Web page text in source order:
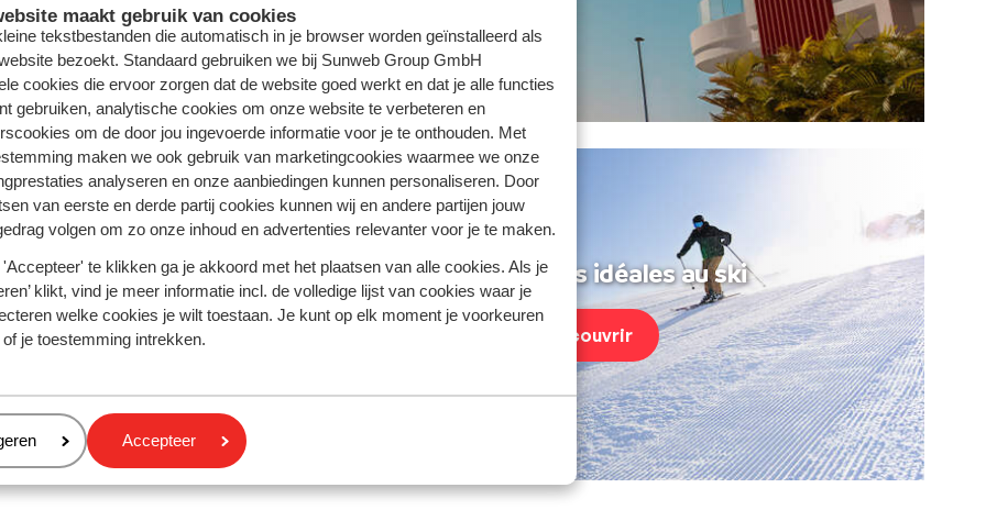
maakt gebruik van cookies
tekstbestanden die automatisch in je browser worden geïnstalleerd als
bezoekt. Standaard gebruiken we bij Sunweb Group GmbH
cookies die ervoor zorgen dat de website goed werkt en dat je alle functies
gebruiken, analytische cookies om onze website te verbeteren en
om de door jou ingevoerde informatie voor je te onthouden. Met
maken we ook gebruik van marketingcookies waarmee we onze
analyseren en onze aanbiedingen kunnen personaliseren. Door
van eerste en derde partij cookies kunnen wij en andere partijen jouw
volgen om zo onze inhoud en advertenties relevanter voor je te maken.
'Accepteer' te klikken ga je akkoord met het plaatsen van alle cookies. Als je
klikt, vind je meer informatie incl. de volledige lijst van cookies waar je
welke cookies je wilt toestaan. Je kunt op elk moment je voorkeuren
je toestemming intrekken.
Accepteer
soleil Vos vacances idéales au ski
Découvrir